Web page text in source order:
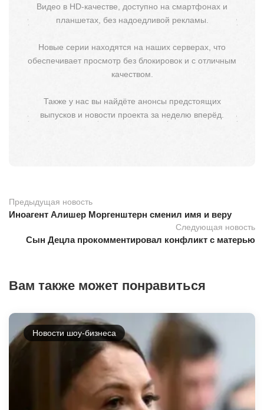
Видео в HD-качестве, доступно на смартфонах и
планшетах, без надоедливой рекламы.
Новые серии находятся на наших серверах, что
обеспечивает просмотр без блокировок и с отличным
качеством.
Также у нас вы найдёте анонсы предстоящих
выпусков и новости проекта за неделю вперёд.
Предыдущая новость
Иноагент Алишер Моргенштерн сменил имя и веру
Следующая новость
Сын Децла прокомментировал конфликт с матерью
Вам также может понравиться
Новости шоу-бизнеса